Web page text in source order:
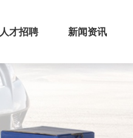
人才招聘 新闻资讯